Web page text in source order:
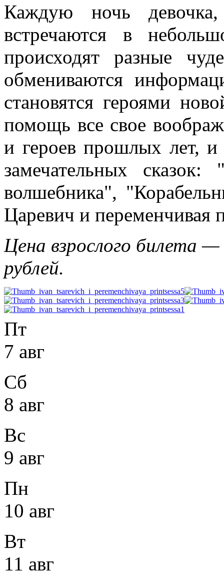
Каждую ночь
встречаются в
происходят разные
обмениваются
становятся героями
помощь все свое
и героев прошлых лет, и
замечательных
волшебника",
Царевич и переменчивая
Цена взрослого билета
рублей.
Пт
7 авг
Сб
8 авг
Вс
9 авг
Пн
10 авг
Вт
11 авг